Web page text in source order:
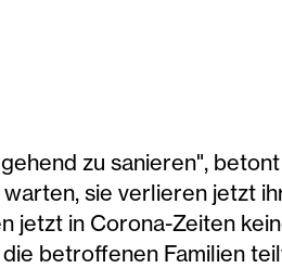
zu sanieren",
sie verlieren jetzt
jetzt in Corona-Zeiten
betroffenen Familien